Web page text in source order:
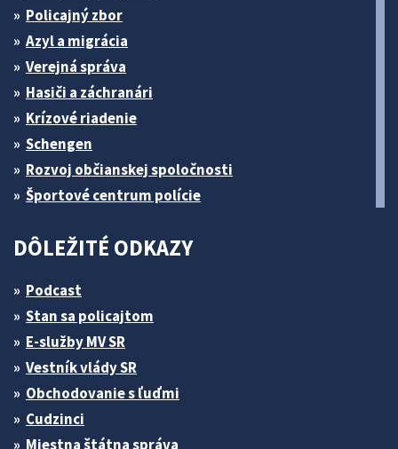
Policajný zbor
Azyl a migrácia
Verejná správa
Hasiči a záchranári
Krízové riadenie
Schengen
Rozvoj občianskej spoločnosti
Športové centrum polície
DÔLEŽITÉ ODKAZY
Podcast
Stan sa policajtom
E-služby MV SR
Vestník vlády SR
Obchodovanie s ľuďmi
Cudzinci
Miestna štátna správa